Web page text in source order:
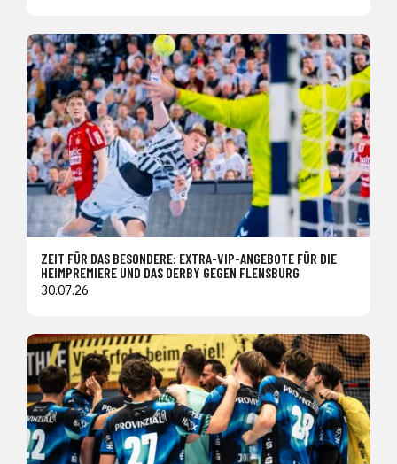
ZEIT FÜR DAS BESONDERE: EXTRA-VIP-ANGEBOTE FÜR DIE
HEIMPREMIERE UND DAS DERBY GEGEN FLENSBURG
30.07.26